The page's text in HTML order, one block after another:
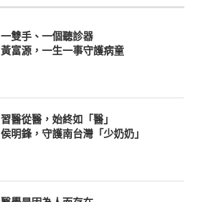
一雙手、一個聽診器
黃富源，一生一事守護病童
習醫從醫，始終如「醫」
侯明鋒，守護南台灣「少奶奶」